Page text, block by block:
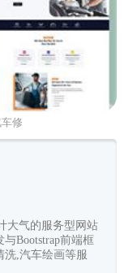
修
大气的服务型网站
Bootstrap前端框
洗,汽车绘画等服